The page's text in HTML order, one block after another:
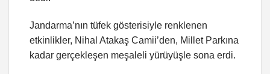
Jandarma’nın tüfek gösterisiyle renklenen
etkinlikler, Nihal Atakaş Camii’den, Millet Parkına
kadar gerçekleşen meşaleli yürüyüşle sona erdi.